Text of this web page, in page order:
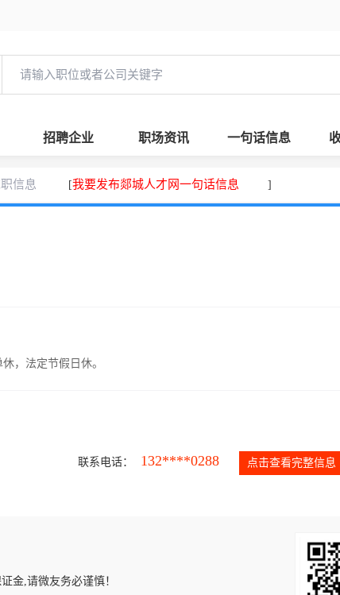
招聘企业 职场资讯 一句话信息
信息 [我要发布郯城人才网一句话信息 ]
，法定节假日休。
联系电话： 132****0288 点击查看完整信息
金,请微友务必谨慎！